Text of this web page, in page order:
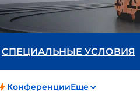
СПЕЦИАЛЬНЫЕ УСЛОВИЯ
КонференцииЕще